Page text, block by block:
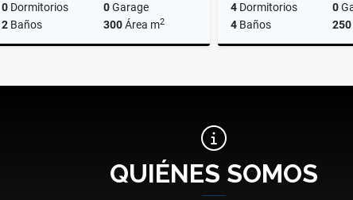
0 Dormitorios 0Garage
2 Baños 300Área m2
$2.500.000
4 Dormitorios 0
4 Baños 250
QUIÉNES SOMOS